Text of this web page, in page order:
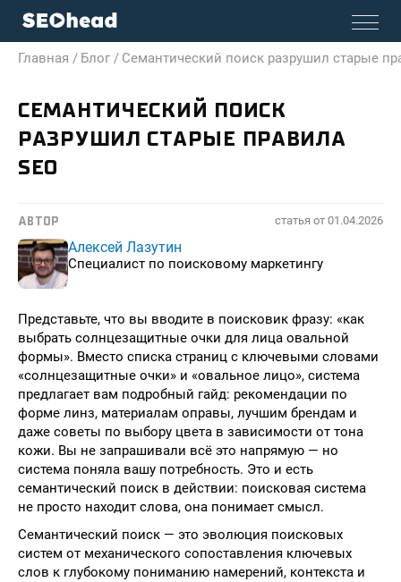
Главная / Блог / Семантический поиск разрушил старые
СЕМАНТИЧЕСКИЙ ПОИСК
РАЗРУШИЛ СТАРЫЕ ПРАВИЛА
SEO
АВТОР статья от 01.04.2026
Алексей Лазутин
Специалист по поисковому маркетингу
Представьте, что вы вводите в поисковик фразу: «как
выбрать солнцезащитные очки для лица овальной
формы». Вместо списка страниц с ключевыми словами
«солнцезащитные очки» и «овальное лицо», система
предлагает вам подробный гайд: рекомендации по
форме линз, материалам оправы, лучшим брендам и
даже советы по выбору цвета в зависимости от тона
кожи. Вы не запрашивали всё это напрямую — но
система поняла вашу потребность. Это и есть
семантический поиск в действии: поисковая система
не просто находит слова, она понимает смысл.
Семантический поиск — это эволюция поисковых
систем от механического сопоставления ключевых
слов к глубокому пониманию намерений, контекста и